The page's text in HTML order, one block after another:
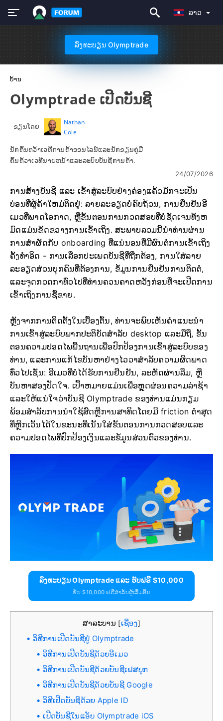
ລາວ
ລົງທະບຽນ Olymptrade
ບ້ານ
Olymptrade ເປີດບັນຊີ
ຂຽນໂດຍ
Nathan
Cole
ນັກຄົ້ນຄວ້າເວທີການຄ້າອອນໄລນ໌ແລະນັກຂຽນຄູ່ມື
ຄົ້ນຄ້ວາເວທີນາຍຫນ້າແລະລະບົບບັນຊີການຄ້າ.
24/07/2026
ການສ້າງບັນຊີ ແລະ ເຂົ້າສູ່ລະບົບຢ່າງຄ່ອງແຄ້ວມັກຈະເປັນ
ບ່ອນທີ່ຜູ້ຄ້າໃຫມ່ຕິດຢູ່: ລາຍລະອຽດບໍ່ຄົບຖ້ວນ, ການຢືນຢັນອີ
ເມວທີ່ພາດໂອກາດ, ຫຼືຂັ້ນຕອນການກວດສອບທີ່ບໍ່ຊັດເຈນທັງຫ
ມົດແມ່ນຂັດຂວາງການເຂົ້າເຖິງ. ສະພາບລວມນີ້ນໍາທ່ານຜ່ານ
ການສໍາຜັດກັບ onboarding ທີ່ແນ່ນອນທີ່ມີຜົນຕໍ່ການເຂົ້າເຖິງ
ຄັ້ງທໍາອິດ - ການເລືອກປະເພດບັນຊີທີ່ຖືກຕ້ອງ, ການໃສ່ລາຍ
ລະອຽດສ່ວນບຸກຄົນທີ່ຕ້ອງການ, ຂໍ້ມູນການຢືນຢັນການຕິດຕໍ່,
ແລະຈຸດກວດກາທົ່ວໄປທີ່ທ່ານຄວນຄາດຫວັງກ່ອນທີ່ຈະເປີດການ
ເຂົ້າເຖິງການຊື້ຂາຍ.
ຫຼັງຈາກການຕິດຕັ້ງໃນເບື້ອງຕົ້ນ, ທ່ານຈະພົບເຫັນຄໍາແນະນໍາ
ການເຂົ້າສູ່ລະບົບພາກປະຕິບັດສໍາລັບ desktop ແລະມືຖື, ຂັ້ນ
ຕອນຄວາມປອດໄພພື້ນຖານເພື່ອປົກປ້ອງການເຂົ້າສູ່ລະບົບຂອງ
ທ່ານ, ແລະການແກ້ໄຂບັນຫາຢ່າງໄວວາສໍາລັບຄວາມຜິດພາດ
ທົ່ວໄປເຊັ່ນ: ອີເມວທີ່ບໍ່ໄດ້ຮັບການຢືນຢັນ, ລະຫັດຜ່ານລືມ, ຫຼື
ບັນຫາສອງປັດໃຈ. ເປົ້າຫມາຍແມ່ນເພື່ອຫຼຸດຜ່ອນຄວາມລ່າຊ້າ
ແລະໃຫ້ແນ່ໃຈວ່າບັນຊີ Olymptrade ຂອງທ່ານແມ່ນກຽມ
ພ້ອມສໍາລັບການນໍາໃຊ້ສົດຫຼືການສາທິດໂດຍມີ friction ຕ່ໍາສຸດ
ທີ່ຫຼີກເວັ້ນໄດ້ໃນຂະນະທີ່ເນັ້ນໃສ່ຂັ້ນຕອນການກວດສອບແລະ
ຄວາມປອດໄພທີ່ປົກປ້ອງເງິນແລະຂໍ້ມູນສ່ວນຕົວຂອງທ່ານ.
ລົງທະບຽນ Olymptrade ແລະ ຮັບຟຣີ $10,000
ຮັບ $10,000 ຟຣີສຳລັບຜູ້ເລີ່ມຕົ້ນ
ສາລະບານ [ເຊື່ອງ]
ວິທີການເປີດບັນຊີຢູ່ Olymptrade
ວິທີການເປີດບັນຊີດ້ວຍອີເມວ
ວິທີການເປີດບັນຊີດ້ວຍບັນຊີເຟສບຸກ
ວິທີການເປີດບັນຊີດ້ວຍບັນຊີ Google
ວິທີເປີດບັນຊີດ້ວຍ Apple ID
ເປີດບັນຊີໃນແອັບ Olymptrade iOS